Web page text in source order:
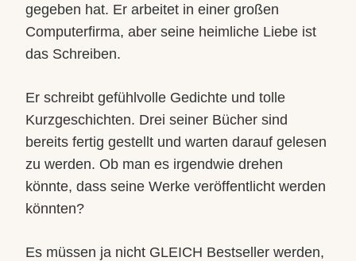
gegeben hat. Er arbeitet in einer großen
Computerfirma, aber seine heimliche Liebe ist
das Schreiben.
Er schreibt gefühlvolle Gedichte und tolle
Kurzgeschichten. Drei seiner Bücher sind
bereits fertig gestellt und warten darauf gelesen
zu werden. Ob man es irgendwie drehen
könnte, dass seine Werke veröffentlicht werden
könnten?
Es müssen ja nicht GLEICH Bestseller werden,